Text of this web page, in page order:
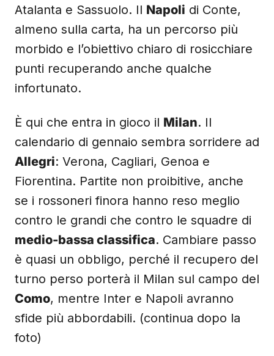
Atalanta e Sassuolo. Il Napoli di Conte,
almeno sulla carta, ha un percorso più
morbido e l’obiettivo chiaro di rosicchiare
punti recuperando anche qualche
infortunato.
È qui che entra in gioco il Milan. Il
calendario di gennaio sembra sorridere ad
Allegri: Verona, Cagliari, Genoa e
Fiorentina. Partite non proibitive, anche
se i rossoneri finora hanno reso meglio
contro le grandi che contro le squadre di
medio-bassa classifica. Cambiare passo
è quasi un obbligo, perché il recupero del
turno perso porterà il Milan sul campo del
Como, mentre Inter e Napoli avranno
sfide più abbordabili. (continua dopo la
foto)